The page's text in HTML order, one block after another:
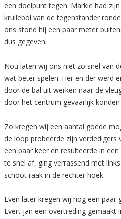
een doelpunt tegen. Markie had
krullebol van de tegenstander
ons stond hij een paar meter
dus gegeven.
Nou laten wij ons niet zo snel van
wat beter spelen. Her en der werd
door de bal uit werken naar de
door het centrum gevaarlijk
Zo kregen wij een aantal goede
de loop probeerde zijn verdedigers
een paar keer en resulteerde in
te snel af, ging verrassend met
schoot raak in de rechter hoek.
Even later kregen wij nog een
Evert jan een overtreding gemaakt